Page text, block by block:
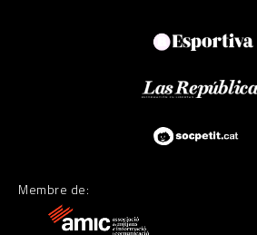
Membre de: